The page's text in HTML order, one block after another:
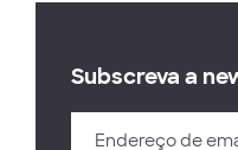
Subscreva a